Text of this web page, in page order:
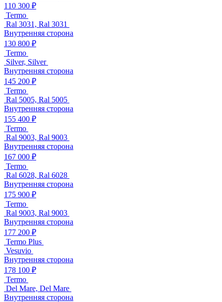
110 300 ₽
Termo
Ral 3031, Ral 3031
Внутренняя сторона
130 800 ₽
Termo
Silver, Silver
Внутренняя сторона
145 200 ₽
Termo
Ral 5005, Ral 5005
Внутренняя сторона
155 400 ₽
Termo
Ral 9003, Ral 9003
Внутренняя сторона
167 000 ₽
Termo
Ral 6028, Ral 6028
Внутренняя сторона
175 900 ₽
Termo
Ral 9003, Ral 9003
Внутренняя сторона
177 200 ₽
Termo Plus
Vesuvio
Внутренняя сторона
178 100 ₽
Termo
Del Mare, Del Mare
Внутренняя сторона